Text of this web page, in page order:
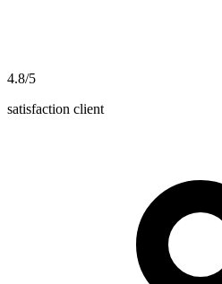
4.8/5
satisfaction client